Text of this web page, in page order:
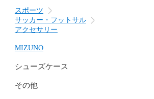
スポーツ
サッカー・フットサル
アクセサリー
MIZUNO
シューズケース
その他